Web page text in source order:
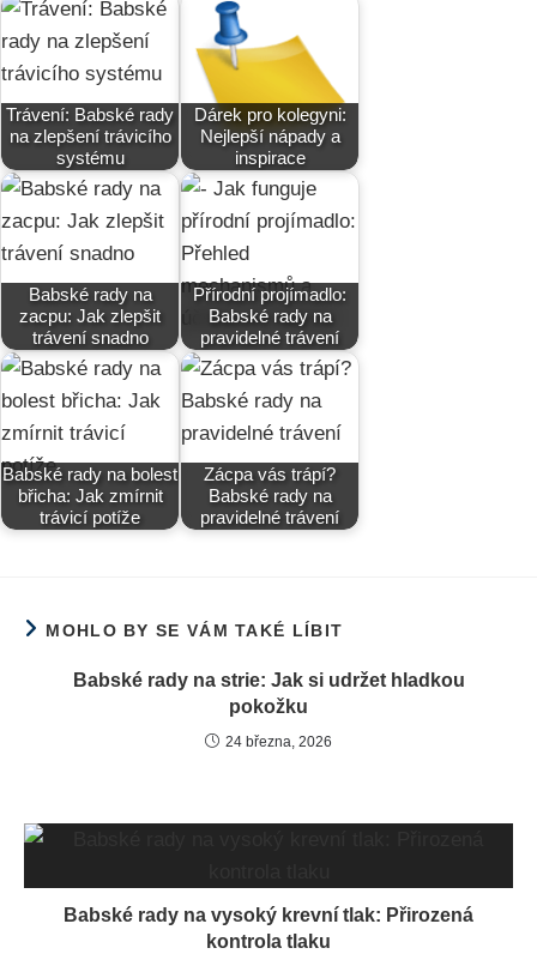
Trávení: Babské rady
na zlepšení trávicího
systému
Dárek pro kolegyni:
Nejlepší nápady a
inspirace
Babské rady na
zacpu: Jak zlepšit
trávení snadno
Přírodní projímadlo:
Babské rady na
pravidelné trávení
Babské rady na bolest
břicha: Jak zmírnit
trávicí potíže
Zácpa vás trápí?
Babské rady na
pravidelné trávení
MOHLO BY SE VÁM TAKÉ LÍBIT
Babské rady na strie: Jak si udržet hladkou
pokožku
24 března, 2026
Babské rady na vysoký krevní tlak: Přirozená
kontrola tlaku